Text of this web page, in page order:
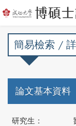
簡易檢索 /
論文基本資料
研究生：